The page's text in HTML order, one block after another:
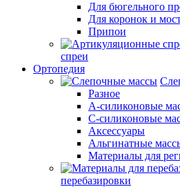
Для бюгельного
Для коронок и
Припои
спреи
Ортопедия
Разное
А-силиконовые
С-силиконовые
Аксессуары
Альгинатные
Материалы для
перебазировки